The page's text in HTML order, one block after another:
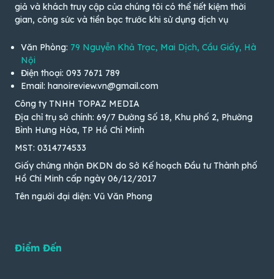
giả và khách truy cập của chúng tôi có thể tiết kiệm thời
gian, công sức và tiền bạc trước khi sử dụng dịch vụ
Văn Phòng: 79 Nguyễn Khả Trạc, Mai Dịch, Cầu Giấy, Hà
Nội
Điện thoại: 093 7671 789
Email: hanoireview.vn@gmail.com
Công ty TNHH TOPAZ MEDIA
Địa chỉ trụ sở chính: 69/7 Đường Số 18, Khu phố 2, Phường
Bình Hưng Hòa, TP Hồ Chí Minh
MST: 0314774533
Giấy chứng nhận ĐKDN do Sở Kế hoạch Đầu tư Thành phố
Hồ Chí Minh cấp ngày 06/12/2017
Tên người đại diện: Vũ Văn Phong
Điểm Đến